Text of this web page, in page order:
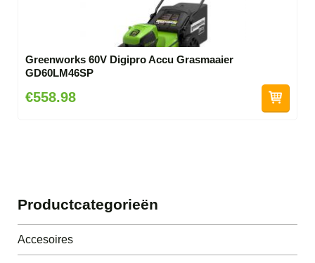
Greenworks 60V Digipro Accu Grasmaaier
GD60LM46SP
€558.98
Productcategorieën
Accesoires